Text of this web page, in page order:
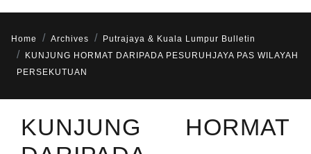
Home Archives
Putrajaya & Kuala Lumpur Bulletin
KUNJUNG HORMAT DARIPADA PESURUHJAYA PAS WILAYAH
PERSEKUTUAN
KUNJUNG HORMAT